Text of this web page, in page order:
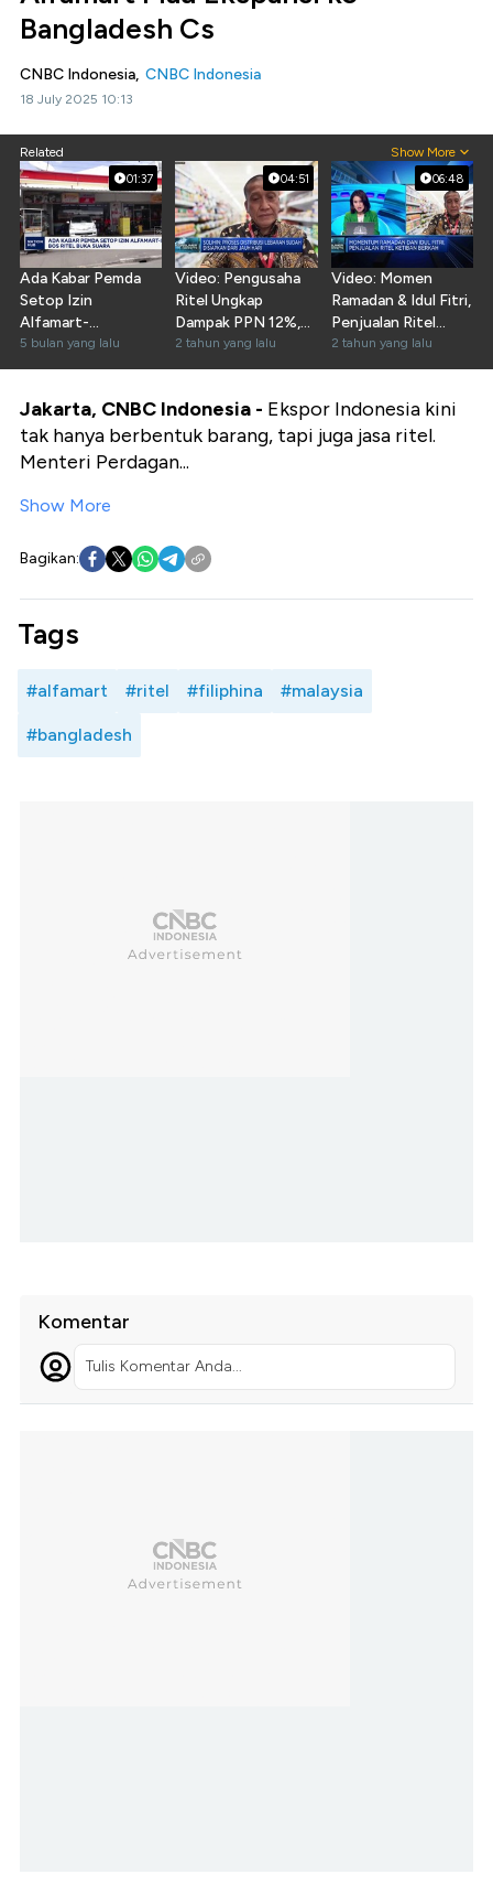
Bangladesh Cs
CNBC Indonesia, CNBC Indonesia
18 July 2025 10:13
Related Show More
01:37
Ada Kabar Pemda
Setop Izin
Alfamart-
Indomaret Cs, Bos
Ritel Buka Suara
5 bulan yang lalu
04:51
Video: Pengusaha
Ritel Ungkap
Dampak PPN 12%,
Harga Produk Ikut
Naik
2 tahun yang lalu
06:48
Video: Momen
Ramadan & Idul Fitri,
Penjualan Ritel
Ketiban Berkah
2 tahun yang lalu
Jakarta, CNBC Indonesia - Ekspor Indonesia kini
tak hanya berbentuk barang, tapi juga jasa ritel.
Menteri Perdagan...
Show More
Bagikan:
Tags
#alfamart #ritel #filiphina #malaysia
#bangladesh
Komentar
Tulis Komentar Anda...